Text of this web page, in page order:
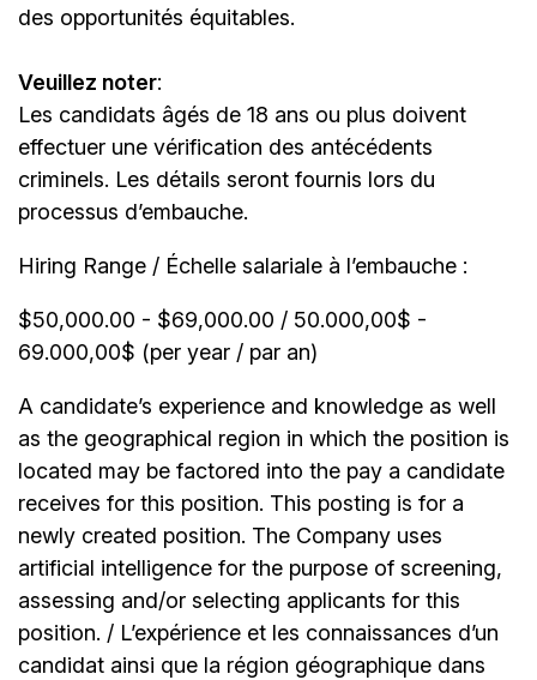
des opportunités équitables.
Veuillez noter:
Les candidats âgés de 18 ans ou plus doivent
effectuer une vérification des antécédents
criminels. Les détails seront fournis lors du
processus d’embauche.
Hiring Range / Échelle salariale à l’embauche :
$50,000.00 - $69,000.00 / 50.000,00$ -
69.000,00$ (per year / par an)
A candidate’s experience and knowledge as well
as the geographical region in which the position is
located may be factored into the pay a candidate
receives for this position. This posting is for a
newly created position. The Company uses
artificial intelligence for the purpose of screening,
assessing and/or selecting applicants for this
position. / L’expérience et les connaissances d’un
candidat ainsi que la région géographique dans